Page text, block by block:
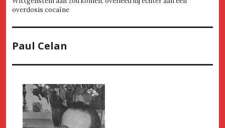
overdosis cocaïne
Paul Celan